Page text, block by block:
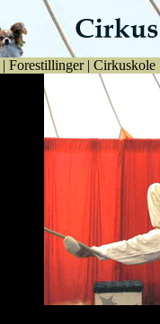
| Forestillinger | Cirkuskole